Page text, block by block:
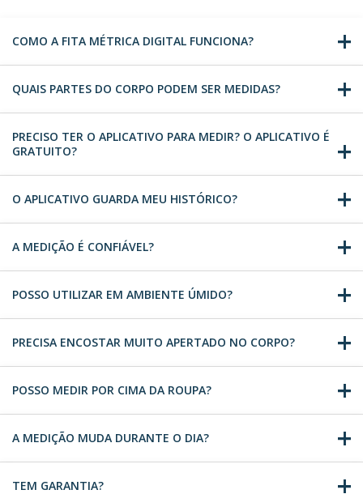
COMO A FITA MÉTRICA DIGITAL FUNCIONA?
QUAIS PARTES DO CORPO PODEM SER MEDIDAS?
PRECISO TER O APLICATIVO PARA MEDIR? O APLICATIVO É
GRATUITO?
O APLICATIVO GUARDA MEU HISTÓRICO?
A MEDIÇÃO É CONFIÁVEL?
POSSO UTILIZAR EM AMBIENTE ÚMIDO?
PRECISA ENCOSTAR MUITO APERTADO NO CORPO?
POSSO MEDIR POR CIMA DA ROUPA?
A MEDIÇÃO MUDA DURANTE O DIA?
TEM GARANTIA?